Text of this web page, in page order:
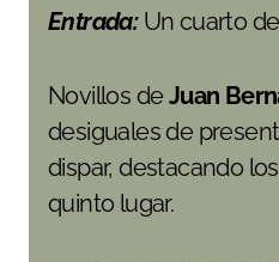
Entrada: Un cuarto
Novillos de Juan
desiguales de
dispar, destacando
quinto lugar.